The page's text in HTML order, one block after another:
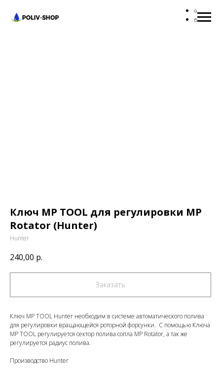
Ключ MP TOOL для регулировки MP
Rotator (Hunter)
Hunter
240,00 р.
Заказать
Ключ MP TOOL Hunter необходим в системе автоматического полива
для регулировки вращающейся роторной форсунки. С помощью Ключа
MP TOOL регулируется сектор полива сопла MP Rotator, а так же
регулируется радиус полива.
Производство Hunter